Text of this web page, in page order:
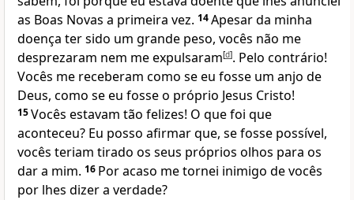
as Boas Novas a primeira vez. 14Apesar da minha
doença ter sido um grande peso, vocês não me
desprezaram nem me expulsaram[d]. Pelo contrário!
Vocês me receberam como se eu fosse um anjo de
Deus, como se eu fosse o próprio Jesus Cristo!
15Vocês estavam tão felizes! O que foi que
aconteceu? Eu posso afirmar que, se fosse possível,
vocês teriam tirado os seus próprios olhos para os
dar a mim. 16 Por acaso me tornei inimigo de vocês
por lhes dizer a verdade?